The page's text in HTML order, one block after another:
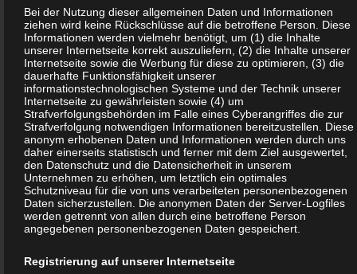
Name und Anschrift des für die Verarbeitung
Verantwortlichen
Verantwortlicher im Sinne der Datenschutz-Grundverordnung,
sonstiger in den Mitgliedstaaten der Europäischen Union
geltenden Datenschutzgesetze und anderer Bestimmungen mit
datenschutzrechtlichem Charakter ist die:
Christiane Alles
Christiane Alles
Bei der Nutzung dieser allgemeinen Daten und Informationen
ziehen wird keine Rückschlüsse auf die betroffene Person. Diese
Informationen werden vielmehr benötigt, um (1) die Inhalte
unserer Internetseite korrekt auszuliefern, (2) die Inhalte unserer
Internetseite sowie die Werbung für diese zu optimieren, (3) die
dauerhafte Funktionsfähigkeit unserer
informationstechnologischen Systeme und der Technik unserer
Internetseite zu gewährleisten sowie (4) um
Strafverfolgungsbehörden im Falle eines Cyberangriffes die zur
Strafverfolgung notwendigen Informationen bereitzustellen. Diese
anonym erhobenen Daten und Informationen werden durch uns
daher einerseits statistisch und ferner mit dem Ziel ausgewertet,
den Datenschutz und die Datensicherheit in unserem
Unternehmen zu erhöhen, um letztlich ein optimales
Schutzniveau für die von uns verarbeiteten personenbezogenen
Daten sicherzustellen. Die anonymen Daten der Server-Logfiles
werden getrennt von allen durch eine betroffene Person
angegebenen personenbezogenen Daten gespeichert.
Registrierung auf unserer Internetseite